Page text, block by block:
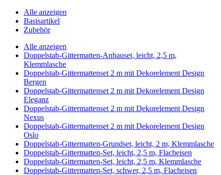
Alle anzeigen
Basisartikel
Zubehör
Alle anzeigen
Doppelstab-Gittermatten-Anbauset, leicht, 2,5 m,
Klemmlasche
Doppelstab-Gittermattenset 2 m mit Dekorelement Design
Bergen
Doppelstab-Gittermattenset 2 m mit Dekorelement Design
Eleganz
Doppelstab-Gittermattenset 2 m mit Dekorelement Design
Nexus
Doppelstab-Gittermattenset 2 m mit Dekorelement Design
Oslo
Doppelstab-Gittermatten-Grundset, leicht, 2 m, Klemmlasche
Doppelstab-Gittermatten-Set, leicht, 2,5 m, Flacheisen
Doppelstab-Gittermatten-Set, leicht, 2,5 m, Klemmlasche
Doppelstab-Gittermatten-Set, schwer, 2,5 m, Flacheisen